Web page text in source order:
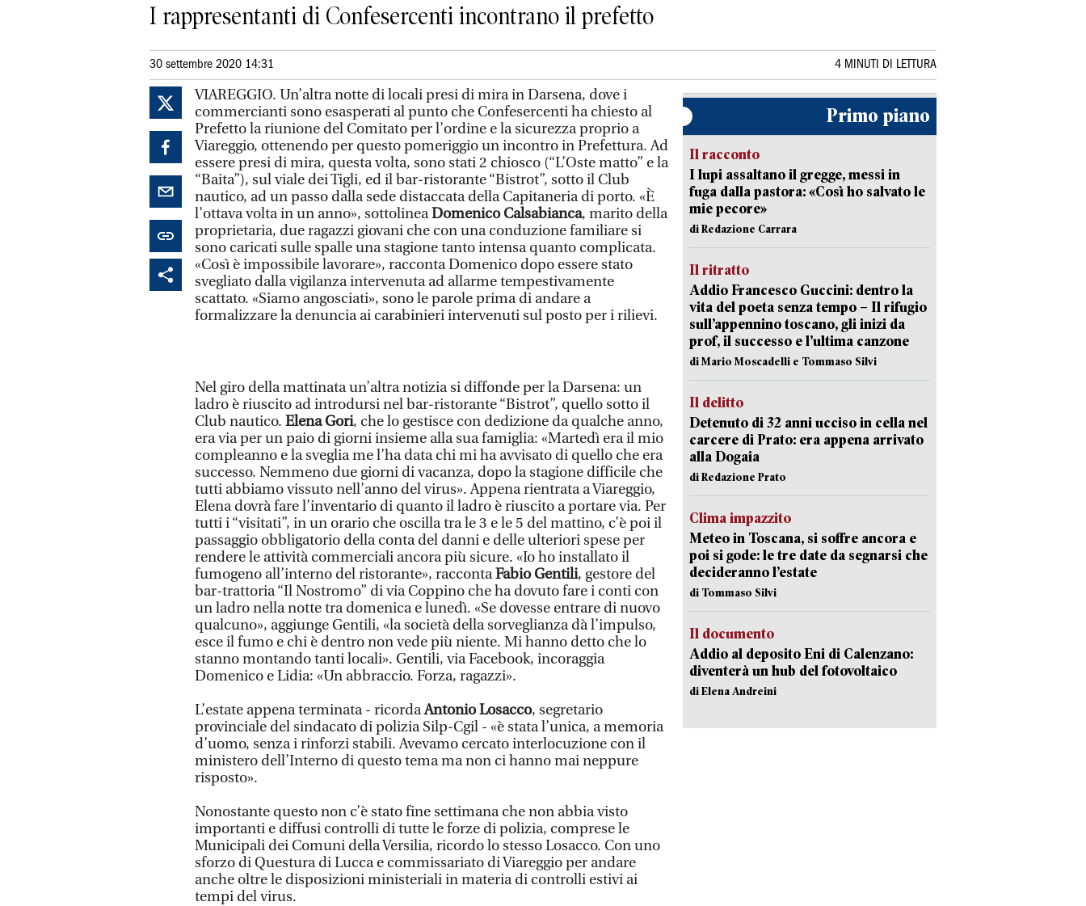
I rappresentanti di Confesercenti incontrano il prefetto
30 settembre 2020 14:31 4 MINUTI DI LETTURA
VIAREGGIO. Un’altra notte di locali presi di mira in Darsena, dove i
commercianti sono esasperati al punto che Confesercenti ha chiesto al
Prefetto la riunione del Comitato per l’ordine e la sicurezza proprio a
Viareggio, ottenendo per questo pomeriggio un incontro in Prefettura. Ad
essere presi di mira, questa volta, sono stati 2 chiosco (“L’Oste matto” e la
“Baita”), sul viale dei Tigli, ed il bar-ristorante “Bistrot”, sotto il Club
nautico, ad un passo dalla sede distaccata della Capitaneria di porto. «È
l’ottava volta in un anno», sottolineaDomenico Calsabianca, marito della
proprietaria, due ragazzi giovani che con una conduzione familiare si
sono caricati sulle spalle una stagione tanto intensa quanto complicata.
«Così è impossibile lavorare», racconta Domenico dopo essere stato
svegliato dalla vigilanza intervenuta ad allarme tempestivamente
scattato. «Siamo angosciati», sono le parole prima di andare a
formalizzare la denuncia ai carabinieri intervenuti sul posto per i rilievi.
Nel giro della mattinata un’altra notizia si diffonde per la Darsena: un
ladro è riuscito ad introdursi nel bar-ristorante “Bistrot”, quello sotto il
Club nautico. Elena Gori, che lo gestisce con dedizione da qualche anno,
era via per un paio di giorni insieme alla sua famiglia: «Martedì era il mio
compleanno e la sveglia me l’ha data chi mi ha avvisato di quello che era
successo. Nemmeno due giorni di vacanza, dopo la stagione difficile che
tutti abbiamo vissuto nell’anno del virus». Appena rientrata a Viareggio,
Elena dovrà fare l’inventario di quanto il ladro è riuscito a portare via. Per
tutti i “visitati”, in un orario che oscilla tra le 3 e le 5 del mattino, c’è poi il
passaggio obbligatorio della conta del danni e delle ulteriori spese per
rendere le attività commerciali ancora più sicure. «Io ho installato il
fumogeno all’interno del ristorante», raccontaFabio Gentili, gestore del
bar-trattoria “Il Nostromo” di via Coppino che ha dovuto fare i conti con
un ladro nella notte tra domenica e lunedì. «Se dovesse entrare di nuovo
qualcuno», aggiunge Gentili, «la società della sorveglianza dà l’impulso,
esce il fumo e chi è dentro non vede più niente. Mi hanno detto che lo
stanno montando tanti locali». Gentili, via Facebook, incoraggia
Domenico e Lidia: «Un abbraccio. Forza, ragazzi».
L’estate appena terminata - ricordaAntonio Losacco, segretario
provinciale del sindacato di polizia Silp-Cgil - «è stata l’unica, a memoria
d’uomo, senza i rinforzi stabili. Avevamo cercato interlocuzione con il
ministero dell’Interno di questo tema ma non ci hanno mai neppure
risposto».
Nonostante questo non c’è stato fine settimana che non abbia visto
importanti e diffusi controlli di tutte le forze di polizia, comprese le
Municipali dei Comuni della Versilia, ricordo lo stesso Losacco. Con uno
sforzo di Questura di Lucca e commissariato di Viareggio per andare
anche oltre le disposizioni ministeriali in materia di controlli estivi ai
tempi del virus.
Primo piano
Il racconto
I lupi assaltano il gregge, messi in
fuga dalla pastora: «Così ho salvato le
mie pecore»
di Redazione Carrara
Il ritratto
Addio Francesco Guccini: dentro la
vita del poeta senza tempo – Il rifugio
sull’appennino toscano, gli inizi da
prof, il successo e l’ultima canzone
di Mario Moscadelli e Tommaso Silvi
Il delitto
Detenuto di 32 anni ucciso in cella nel
carcere di Prato: era appena arrivato
alla Dogaia
di Redazione Prato
Clima impazzito
Meteo in Toscana, si soffre ancora e
poi si gode: le tre date da segnarsi che
decideranno l’estate
di Tommaso Silvi
Il documento
Addio al deposito Eni di Calenzano:
diventerà un hub del fotovoltaico
di Elena Andreini